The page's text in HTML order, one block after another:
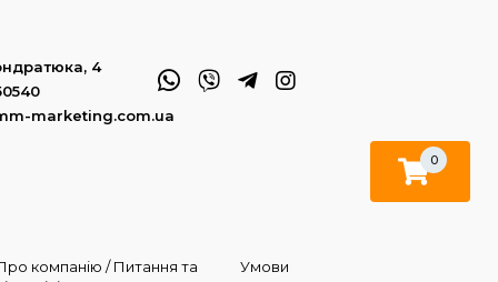
0
4
marketing.com.ua
компанію / Питання та
Умови